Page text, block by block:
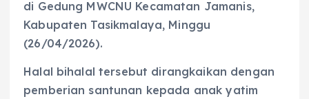
di Gedung MWCNU Kecamatan Jamanis,
Kabupaten Tasikmalaya, Minggu
(26/04/2026).
Halal bihalal tersebut dirangkaikan dengan
pemberian santunan kepada anak yatim